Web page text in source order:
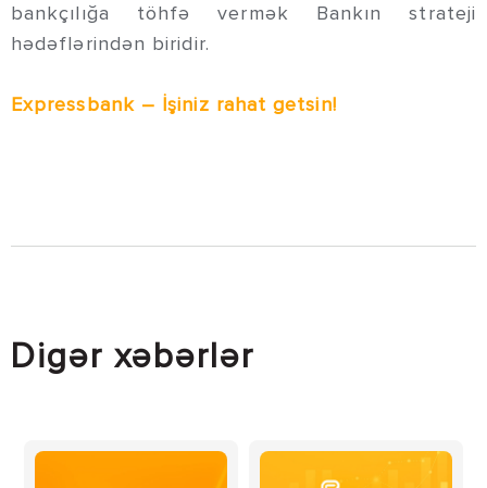
bankçılığa töhfə vermək Bankın strateji
hədəflərindən biridir.
Expressbank – İşiniz rahat getsin!
Digər xəbərlər